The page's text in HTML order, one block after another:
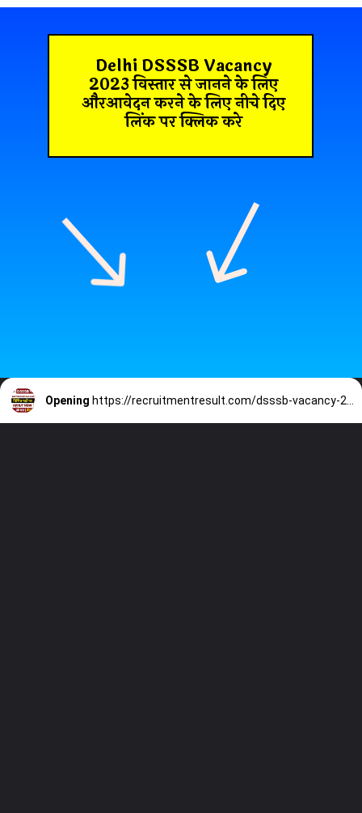
Delhi DSSSB Vacancy
2023 विस्तार से जानने के लिए
औरआवेदन करने के लिए नीचे दिए
लिंक पर क्लिक करे
Opening https://recruitmentresult.com/dsssb-vacancy-2023/